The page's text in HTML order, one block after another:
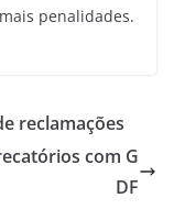
penalidades.
reclamações
com G
DF